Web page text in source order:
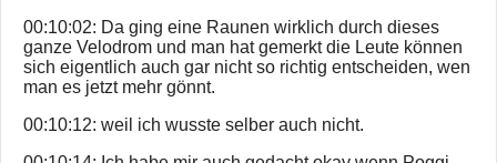
00:10:02: Da ging eine Raunen wirklich durch dieses
ganze Velodrom und man hat gemerkt die Leute können
sich eigentlich auch gar nicht so richtig entscheiden, wen
man es jetzt mehr gönnt.
00:10:12: weil ich wusste selber auch nicht.